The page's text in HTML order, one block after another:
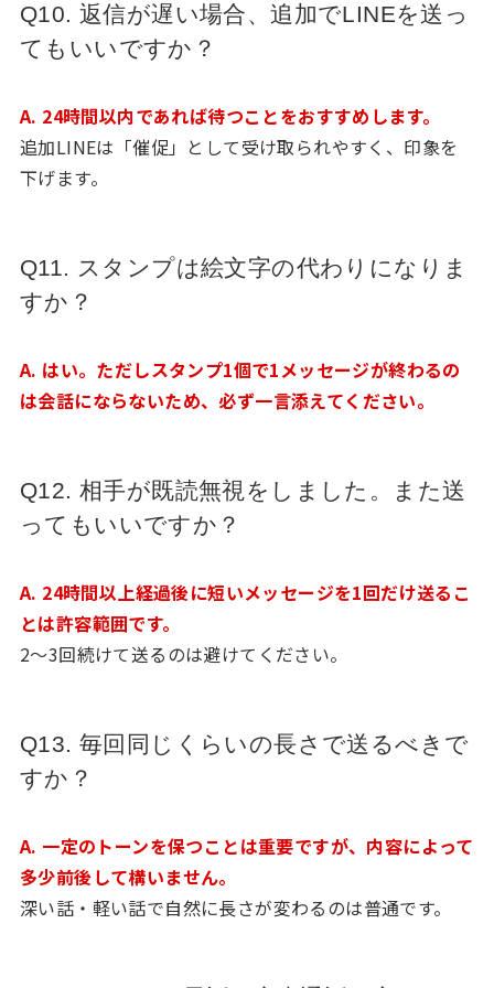
Q10. 返信が遅い場合、追加でLINEを送っ
てもいいですか？
A. 24時間以内であれば待つことをおすすめします。
追加LINEは「催促」として受け取られやすく、印象を
下げます。
Q11. スタンプは絵文字の代わりになりま
すか？
A. はい。ただしスタンプ1個で1メッセージが終わるの
は会話にならないため、必ず一言添えてください。
Q12. 相手が既読無視をしました。また送
ってもいいですか？
A. 24時間以上経過後に短いメッセージを1回だけ送るこ
とは許容範囲です。
2〜3回続けて送るのは避けてください。
Q13. 毎回同じくらいの長さで送るべきで
すか？
A. 一定のトーンを保つことは重要ですが、内容によって
多少前後して構いません。
深い話・軽い話で自然に長さが変わるのは普通です。